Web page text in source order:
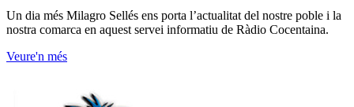
Un dia més Milagro Sellés ens porta l’actualitat del nostre poble i la
nostra comarca en aquest servei informatiu de Ràdio Cocentaina.
Veure'n més